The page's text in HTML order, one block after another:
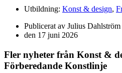
Utbildning: Konst & design,
Publicerat av Julius Dahlström
den 17 juni 2026
Fler nyheter från Konst &
Förberedande Konstlinje